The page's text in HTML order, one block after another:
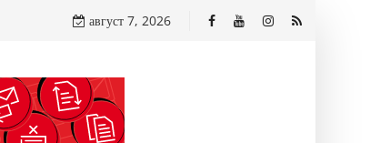
август 7, 2026